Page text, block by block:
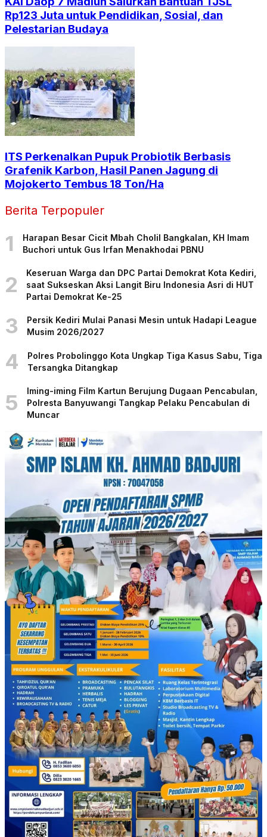
Rp123 Juta untuk Pendidikan, Sosial, dan
Pelestarian Budaya
ITS Perkenalkan Pupuk Probiotik Berbasis
Grafenik Karbon, Hasil Panen Jagung di
Mojokerto Tembus 18 Ton/Ha
Berita Terpopuler
1
Harapan Besar Cicit Mbah Cholil Bangkalan, KH Imam
Buchori untuk Gus Irfan Menakhodai PBNU
2
Keseruan Warga dan DPC Partai Demokrat Kota Kediri,
saat Sukseskan Aksi Langit Biru Indonesia Asri di HUT
Partai Demokrat Ke-25
3
Persik Kediri Mulai Panasi Mesin untuk Hadapi League
Musim 2026/2027
4
Polres Probolinggo Kota Ungkap Tiga Kasus Sabu, Tiga
Tersangka Ditangkap
5
Iming-iming Film Kartun Berujung Dugaan Pencabulan,
Polresta Banyuwangi Tangkap Pelaku Pencabulan di
Muncar